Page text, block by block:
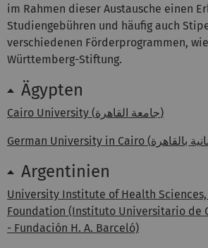
im Rahmen dieser Austausche einen
Studiengebühren und häufig auch
verschiedenen Förderprogrammen,
Württemberg-Stiftung.
Ägypten
Cairo University (جامعة القاهرة)
Argentinien
University Institute of Health Sciences,
Foundation (Instituto Universitario de
- Fundación H. A. Barceló)